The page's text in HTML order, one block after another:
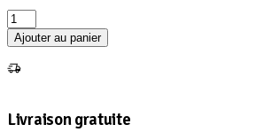
quantité
de
PELUCHE
P'TIT
Ajouter au panier
Livraison gratuite